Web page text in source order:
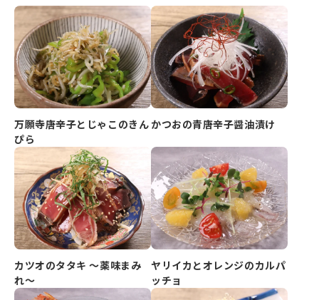
万願寺唐辛子とじゃこのきん
ぴら
かつおの青唐辛子醤油漬け
カツオのタタキ ～薬味まみ
れ～
ヤリイカとオレンジのカルパ
ッチョ